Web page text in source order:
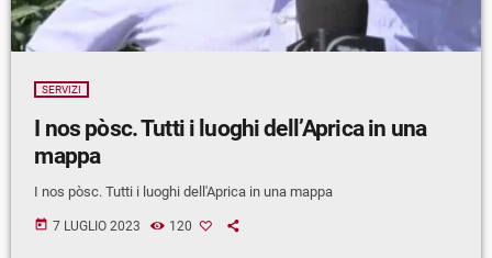
SERVIZI
I nos pòsc. Tutti i luoghi dell’Aprica in una
mappa
I nos pòsc. Tutti i luoghi dell'Aprica in una mappa
today 7 LUGLIO 2023 120